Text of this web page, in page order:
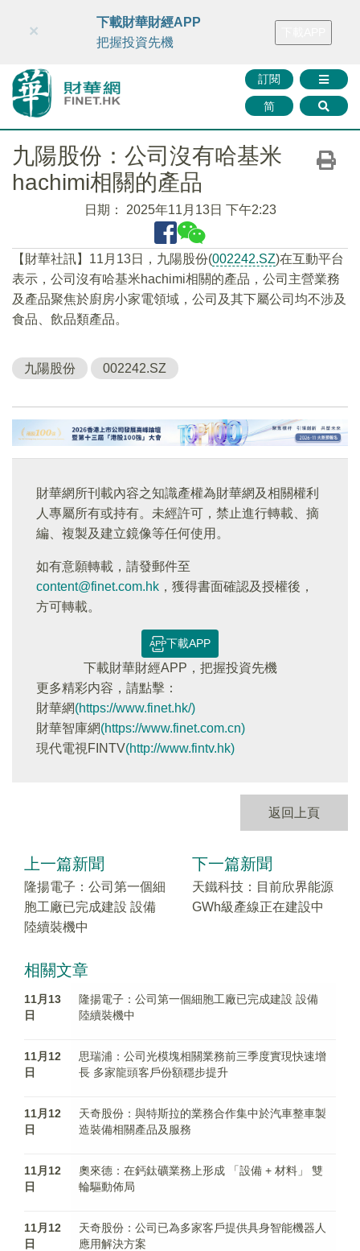
財華智庫網 FINTV FINMETA 財華證券 媒體矩陣
訂閱
简
×
下載財華財經APP
把握投資先機
九陽股份：公司沒有哈基米
hachimi相關的產品
日期： 2025年11月13日 下午2:23
【財華社訊】11月13日，九陽股份(002242.SZ)在互動平台
表示，公司沒有哈基米hachimi相關的產品，公司主營業務
及產品聚焦於廚房小家電領域，公司及其下屬公司均不涉及
食品、飲品類產品。
九陽股份 002242.SZ
財華網所刊載內容之知識產權為財華網及相關權利
人專屬所有或持有。未經許可，禁止進行轉載、摘
編、複製及建立鏡像等任何使用。
如有意願轉載，請發郵件至
content@finet.com.hk ，獲得書面確認及授權後，
方可轉載。
下載APP
下載財華財經APP，把握投資先機
更多精彩内容，請點擊：
財華網(https://www.finet.hk/)
財華智庫網(https://www.finet.com.cn)
現代電視FINTV(http://www.fintv.hk)
返回上頁
上一篇新聞
隆揚電子：公司第一個細
胞工廠已完成建設 設備
陸續裝機中
下一篇新聞
天鐵科技：目前欣界能源
GWh級產線正在建設中
相關文章
11月13
日
隆揚電子：公司第一個細胞工廠已完成建設 設備
陸續裝機中
11月12
日
思瑞浦：公司光模塊相關業務前三季度實現快速增
長 多家龍頭客戶份額穩步提升
11月12
日
天奇股份：與特斯拉的業務合作集中於汽車整車製
造裝備相關產品及服務
11月12
日
奧來德：在鈣鈦礦業務上形成 「設備 + 材料」 雙
輪驅動佈局
11月12
日
天奇股份：公司已為多家客戶提供具身智能機器人
應用解決方案